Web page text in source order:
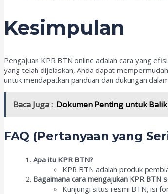
Kesimpulan
Pengajuan KPR BTN online adalah cara yang
yang telah dijelaskan, Anda dapat
untuk mendapatkan panduan dan dukungan
Baca Juga : Dokumen Penting untuk
FAQ (Pertanyaan yang
Apa itu KPR BTN?
KPR BTN adalah produk
Bagaimana cara mengajukan KPR BTN
Kunjungi situs resmi BTN, isi